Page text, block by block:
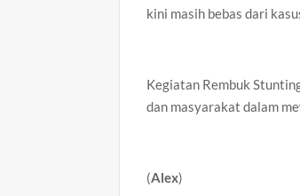
kini masih bebas dari
Kegiatan Rembuk
dan masyarakat dalam
(Alex)